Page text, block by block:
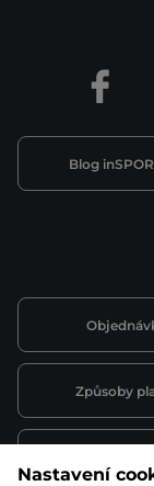
Způsoby
Blog
Nastavení